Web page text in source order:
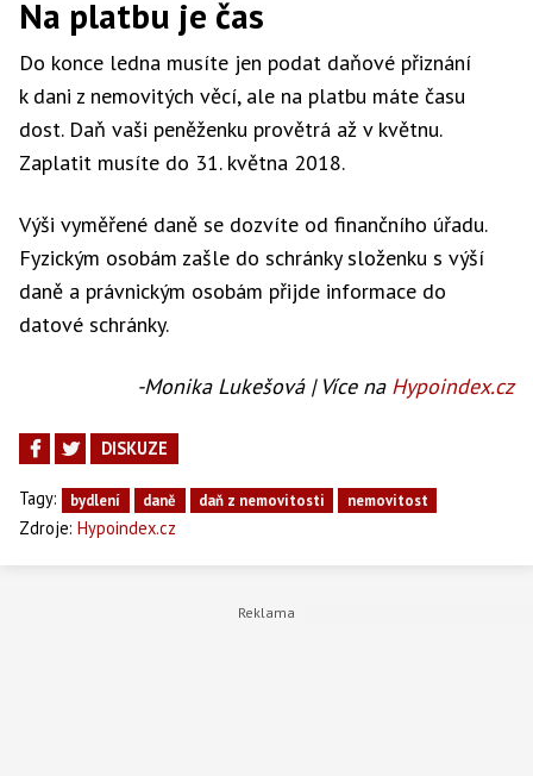
Na platbu je čas
Do konce ledna musíte jen podat daňové přiznání
k dani z nemovitých věcí, ale na platbu máte času
dost. Daň vaši peněženku provětrá až v květnu.
Zaplatit musíte do 31. května 2018.
Výši vyměřené daně se dozvíte od finančního úřadu.
Fyzickým osobám zašle do schránky složenku s výší
daně a právnickým osobám přijde informace do
datové schránky.
-Monika Lukešová | Více na Hypoindex.cz
DISKUZE
Tagy: bydlení daně daň z nemovitosti nemovitost
Zdroje: Hypoindex.cz